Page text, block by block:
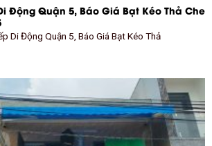
Động Quận 5, Báo Giá Bạt Kéo Thả Che
Di Động Quận 5, Báo Giá Bạt Kéo Thả